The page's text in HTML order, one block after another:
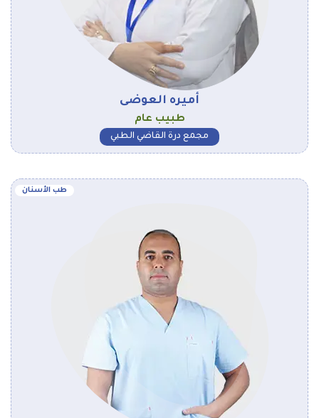
أميره العوضى
طبيب عام
مجمع درة القاضي الطبي
طب الأسنان